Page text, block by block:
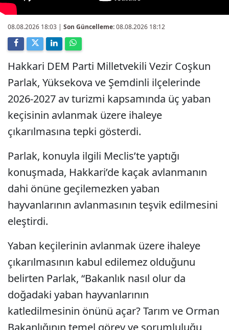
08.08.2026 18:03 | Son Güncelleme:08.08.2026 18:12
Hakkari DEM Parti Milletvekili Vezir Coşkun
Parlak, Yüksekova ve Şemdinli ilçelerinde
2026-2027 av turizmi kapsamında üç yaban
keçisinin avlanmak üzere ihaleye
çıkarılmasına tepki gösterdi.
Parlak, konuyla ilgili Meclis’te yaptığı
konuşmada, Hakkari’de kaçak avlanmanın
dahi önüne geçilemezken yaban
hayvanlarının avlanmasının teşvik edilmesini
eleştirdi.
Yaban keçilerinin avlanmak üzere ihaleye
çıkarılmasının kabul edilemez olduğunu
belirten Parlak, “Bakanlık nasıl olur da
doğadaki yaban hayvanlarının
katledilmesinin önünü açar? Tarım ve Orman
Bakanlığının temel görev ve sorumluluğu